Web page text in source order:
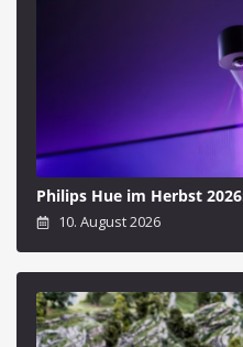
Philips Hue im Herbst
10. August 2026